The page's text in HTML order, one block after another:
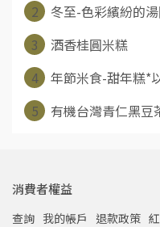
2
冬至-色彩繽紛的
3
酒香桂圓米糕
4
年節米食-甜年糕*
5
有機台灣青仁黑豆
消費者權益
查詢 我的帳戶 退款政策